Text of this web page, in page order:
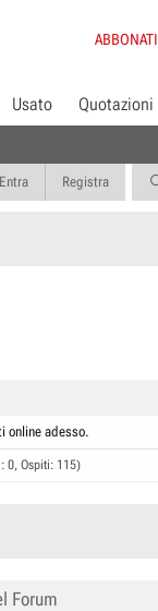
ABBONATI
Usato Quotazioni
Entra Registra
online adesso.
0, Ospiti: 115)
Forum